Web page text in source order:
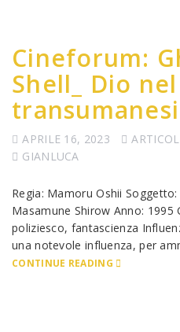
Cineforum:
Shell_ Dio nel
APRILE 16, 2023
GIANLUCA
Regia: Mamoru Oshii
Masamune Shirow Anno: 1995
poliziesco, fantascienza
una notevole influenza, per
CONTINUE READING